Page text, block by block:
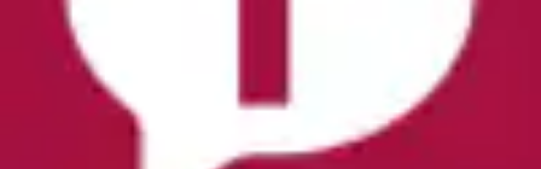
Pavillon »"Holzoptik", Gestell aus Aluminium, Dach
aus Polycarbonat« BxT: 300x365 cm,...
KONIFERA
Ursprünglicher Preis
UVP 1.064,00 €Rabatt
554,99 €